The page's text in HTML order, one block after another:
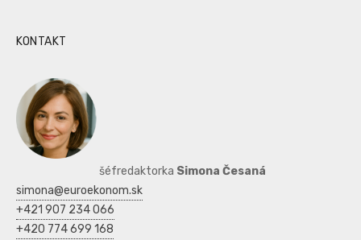
KONTAKT
šéfredaktorka Simona Česaná
simona@euroekonom.sk
+421 907 234 066
+420 774 699 168